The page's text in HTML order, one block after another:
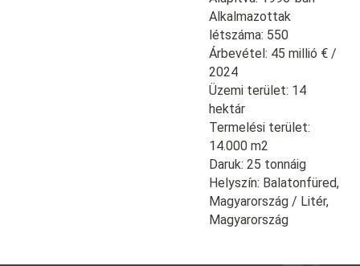
Alkalmazottak
létszáma: 550
Árbevétel: 45 millió € /
2024
Üzemi terület: 14
hektár
Termelési terület:
14.000 m2
Daruk: 25 tonnáig
Helyszín: Balatonfüred,
Magyarország / Litér,
Magyarország